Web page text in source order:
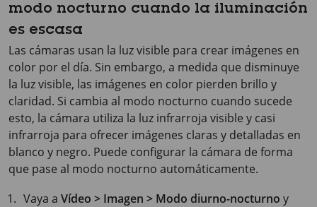
modo nocturno cuando la iluminación
es escasa
Las cámaras usan la luz visible para crear imágenes en
color por el día. Sin embargo, a medida que disminuye
la luz visible, las imágenes en color pierden brillo y
claridad. Si cambia al modo nocturno cuando sucede
esto, la cámara utiliza la luz infrarroja visible y casi
infrarroja para ofrecer imágenes claras y detalladas en
blanco y negro. Puede configurar la cámara de forma
que pase al modo nocturno automáticamente.
Vaya aVídeo > Imagen > Modo diurno-nocturno y